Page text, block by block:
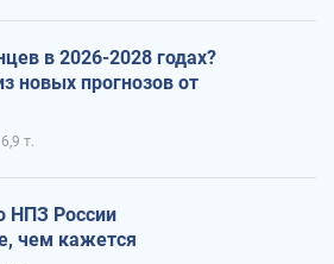
в 2026-2028 годах?
новых прогнозов от
6,9 т.
НПЗ России
чем кажется